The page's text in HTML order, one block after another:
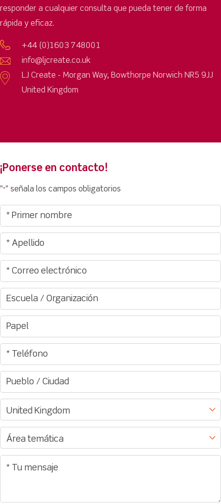
responder a cualquier consulta que pueda tener de forma
rápida y eficaz.
+44 (0)1603 748001
info@ljcreate.co.uk
LJ Create - Morgan Way, Bowthorpe Norwich NR5 9JJ
United Kingdom
¡Ponerse en contacto!
"*" señala los campos obligatorios